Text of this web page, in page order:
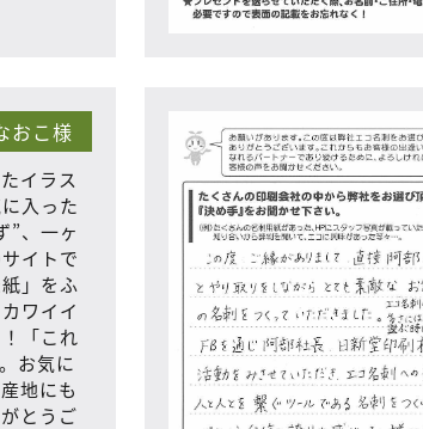
おこ様
イラス
入った
”、一ヶ
イトで
」をふ
ワイイ
「これ
お気に
地にも
とうご